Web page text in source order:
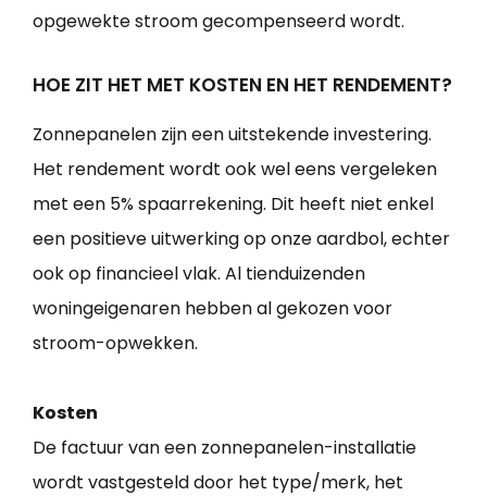
opgewekte stroom gecompenseerd wordt.
HOE ZIT HET MET KOSTEN EN HET RENDEMENT?
Zonnepanelen zijn een uitstekende investering.
Het rendement wordt ook wel eens vergeleken
met een 5% spaarrekening. Dit heeft niet enkel
een positieve uitwerking op onze aardbol, echter
ook op financieel vlak. Al tienduizenden
woningeigenaren hebben al gekozen voor
stroom-opwekken.
Kosten
De factuur van een zonnepanelen-installatie
wordt vastgesteld door het type/merk, het